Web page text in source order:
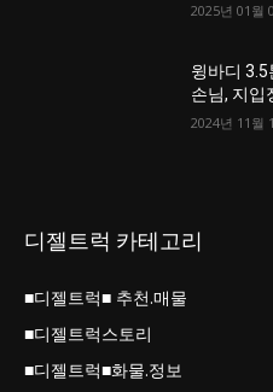
2025년 01월
윙바디
손님, 지입
2024년 11월
디젤트럭 카테고리
■디젤트럭■ 추천.매물
■디젤트럭스토리
■디젤트럭■화물.정보